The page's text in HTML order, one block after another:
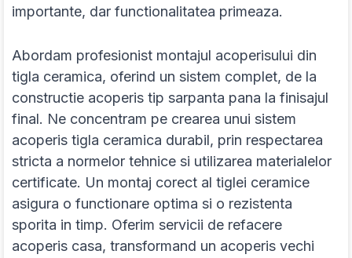
importante, dar functionalitatea primeaza.
Abordam profesionist montajul acoperisului din
tigla ceramica, oferind un sistem complet, de la
constructie acoperis tip sarpanta pana la finisajul
final. Ne concentram pe crearea unui sistem
acoperis tigla ceramica durabil, prin respectarea
stricta a normelor tehnice si utilizarea materialelor
certificate. Un montaj corect al tiglei ceramice
asigura o functionare optima si o rezistenta
sporita in timp. Oferim servicii de refacere
acoperis casa, transformand un acoperis vechi